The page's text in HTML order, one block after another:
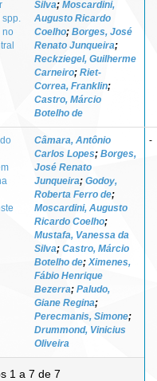
no
Silva; Moscardini,
Augusto Ricardo
Coelho; Borges, José
Renato Junqueira;
Reckziegel, Guilherme
Carneiro; Riet-
Correa, Franklin;
Castro, Márcio
Botelho de
Câmara, Antônio
Carlos Lopes; Borges,
José Renato
Junqueira; Godoy,
Roberta Ferro de;
Moscardini, Augusto
Ricardo Coelho;
Mustafa, Vanessa da
Silva; Castro, Márcio
Botelho de; Ximenes,
Fábio Henrique
Bezerra; Paludo,
Giane Regina;
Perecmanis, Simone;
Drummond, Vinicius
Oliveira
-
1 a 7 de 7